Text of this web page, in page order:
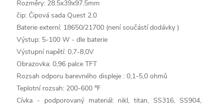
Rozměry: 28.5x39x97.5mm
čip: Čipová sada Quest 2.0
Baterie externí: 18650/21700 (není součástídodávky )
Výstup: 5-100 W - dle baterie
Výstupní napětí: 0,7-8,0V
Obrazovka: 0,96 palce TFT
Rozsah odporu barevného displeje : 0,1-5,0 ohmů
Teplotní rozsah: 200-600 ℉
Cívka - podporovaný materiál: nikl, titan, SS316, SS904,